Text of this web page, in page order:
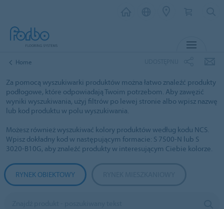
Home
Za pomocą wyszukiwarki produktów można łatwo znaleźć produkty
podłogowe, które odpowiadają Twoim potrzebom. Aby zawęzić
wyniki wyszukiwania, użyj filtrów po lewej stronie albo wpisz nazwę
lub kod produktu w polu wyszukiwania.
Możesz również wyszukiwać kolory produktów według kodu NCS.
Wpisz dokładny kod w następującym formacie: S 7500-N lub S
3020-B10G, aby znaleźć produkty w interesującym Ciebie kolorze.
RYNEK OBIEKTOWY